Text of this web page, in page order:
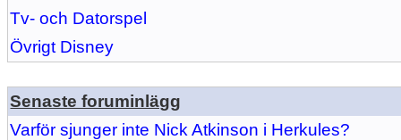
Tv- och Datorspel
Övrigt Disney
Senaste foruminlägg
Varför sjunger inte Nick Atkinson i Herkules?